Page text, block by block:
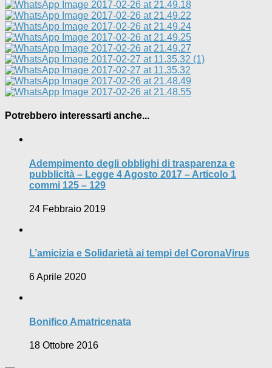
Potrebbero interessarti anche...
Adempimento degli obblighi di trasparenza e
pubblicità – Legge 4 Agosto 2017 – Articolo 1
commi 125 – 129
24 Febbraio 2019
L’amicizia e Solidarietà ai tempi del CoronaVirus
6 Aprile 2020
Bonifico Amatricenata
18 Ottobre 2016